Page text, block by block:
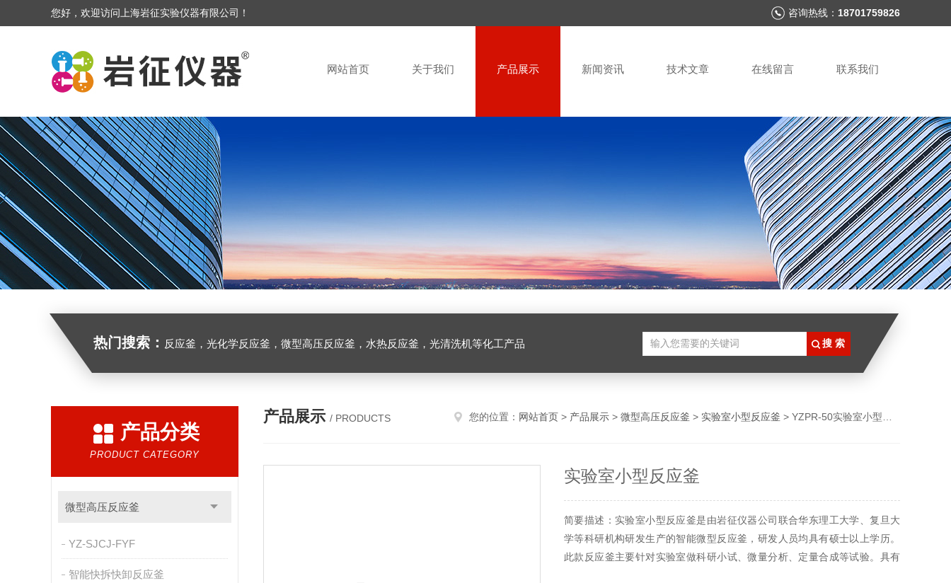
您好，欢迎访问上海岩征实验仪器有限公司！ 咨询热线： 18701759826
网站首页 关于我们 产品展示 新闻资讯 技术文章 在线留言 联系我们
热门搜索： 反应釜，光化学反应釜，微型高压反应釜，水热反应釜，光清洗机等化工产品
产品分类
PRODUCT CATEGORY
微型高压反应釜
YZ-SJCJ-FYF
智能快拆快卸反应釜
产品展示 / PRODUCTS 您的位置： 网站首页 > 产品展示 > 微型高压反应釜 > 实验室小型反应釜 > YZPR-50实验室小型反应釜
实验室小型反应釜
简要描述：实验室小型反应釜是由岩征仪器公司联合华东理工大学、复旦大
学等科研机构研发生产的智能微型反应釜，研发人员均具有硕士以上学历。
此款反应釜主要针对实验室做科研小试、微量分析、定量合成等试验。具有